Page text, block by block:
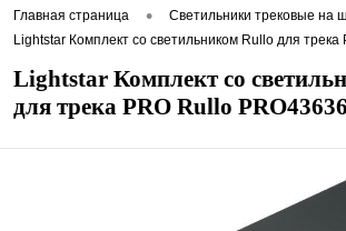
Главная страница • Светильники трековые на
Lightstar Комплект со светильником Rullo для
Lightstar Комплект со
для трека PRO Rullo PRO43636